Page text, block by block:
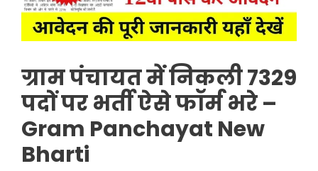
ग्राम पंचायत में निकली 7329
पदों पर भर्ती ऐसे फॉर्म भरे –
Gram Panchayat New
Bharti